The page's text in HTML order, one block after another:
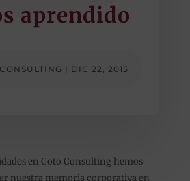
aprendido
| DIC 22, 2015
en Coto Consulting hemos
nuestra memoria corporativa en